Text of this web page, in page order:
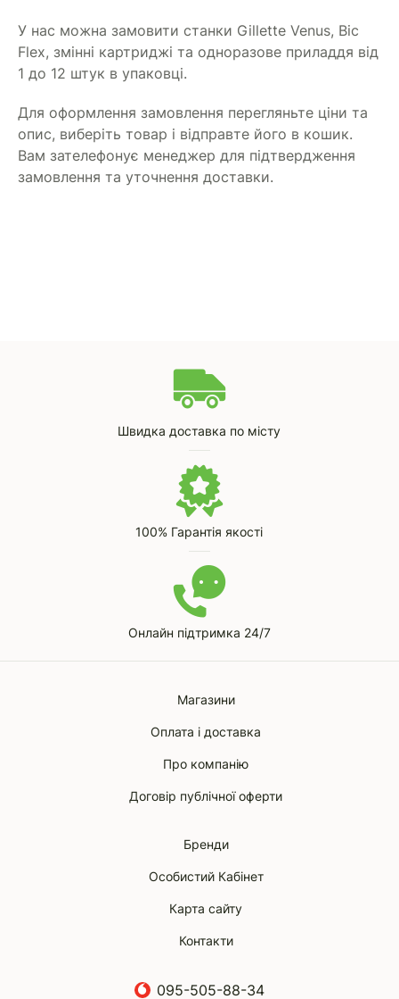
У нас можна замовити станки Gillette Venus, Bic
Flex, змінні картриджі та одноразове приладдя від
1 до 12 штук в упаковці.
Для оформлення замовлення перегляньте ціни та
опис, виберіть товар і відправте його в кошик.
Вам зателефонує менеджер для підтвердження
замовлення та уточнення доставки.
Швидка доставка по місту
100% Гарантія якості
Онлайн підтримка 24/7
Магазини
Оплата і доставка
Про компанію
Договір публічної оферти
Бренди
Особистий Кабінет
Карта сайту
Контакти
095-505-88-34